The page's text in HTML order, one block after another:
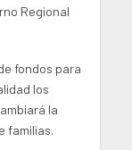
Regional
fondos para
los
la
familias.